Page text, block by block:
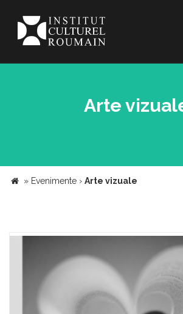
Arte
» Evenimente › Arte vizuale